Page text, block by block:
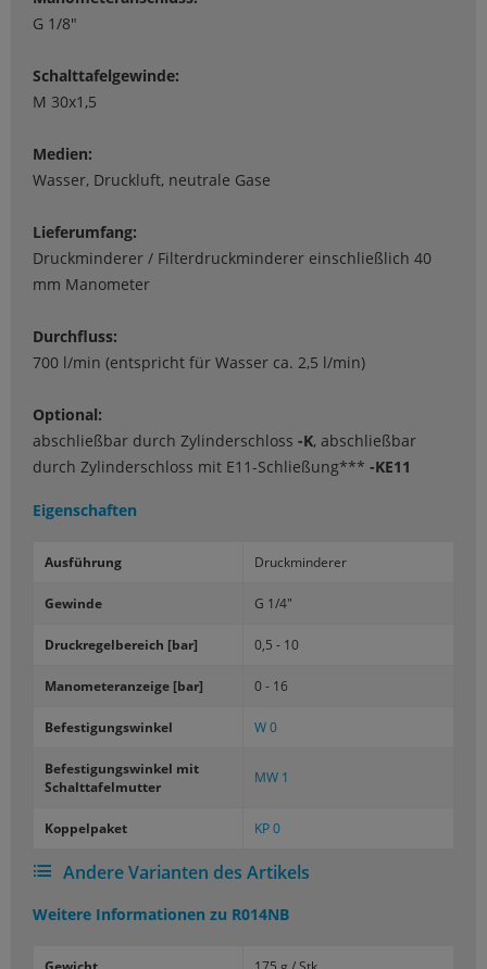
G 1/8"
Schalttafelgewinde:
M 30x1,5
Medien:
Wasser, Druckluft, neutrale Gase
Lieferumfang:
Druckminderer / Filterdruckminderer einschließlich 40
mm Manometer
Durchfluss:
700 l/min (entspricht für Wasser ca. 2,5 l/min)
Optional:
abschließbar durch Zylinderschloss -K, abschließbar
durch Zylinderschloss mit E11-Schließung*** -KE11
Eigenschaften
Aus­füh­rung Druck­min­de­rer
Ge­win­de G 1/4"
Druck­re­gel­be­reich [bar] 0,5 - 10
Ma­no­me­ter­an­zei­ge [bar] 0 - 16
Be­fes­ti­gungs­win­kel W 0
Be­fes­ti­gungs­win­kel mit
Schalt­ta­fel­mut­ter
MW 1
Kop­pel­pa­ket KP 0
Andere Varianten des Artikels
Weitere Informationen zu R014NB